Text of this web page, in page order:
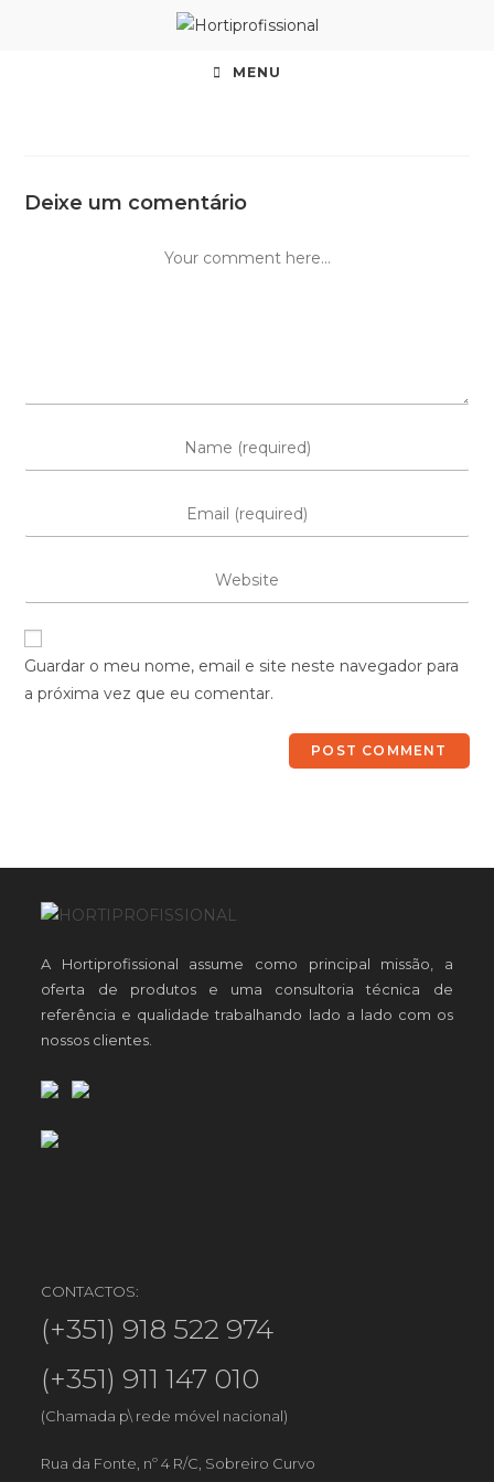
MENU
Deixe um comentário
Guardar o meu nome, email e site neste navegador para
a próxima vez que eu comentar.
A Hortiprofissional assume como principal missão, a
oferta de produtos e uma consultoria técnica de
referência e qualidade trabalhando lado a lado com os
nossos clientes.
CONTACTOS:
(+351) 918 522 974
(+351) 911 147 010
(Chamada p\ rede móvel nacional)
Rua da Fonte, nº 4 R/C, Sobreiro Curvo